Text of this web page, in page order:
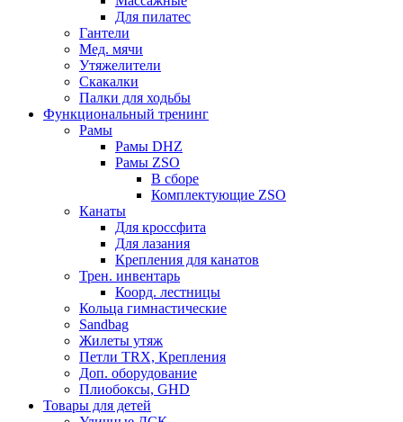
Для пилатес
Гантели
Мед. мячи
Утяжелители
Скакалки
Палки для ходьбы
Функциональный тренинг
Рамы
Рамы DHZ
Рамы ZSO
В сборе
Комплектующие ZSO
Канаты
Для кроссфита
Для лазания
Крепления для канатов
Трен. инвентарь
Коорд. лестницы
Кольца гимнастические
Sandbag
Жилеты утяж
Петли TRX, Крепления
Доп. оборудование
Плиобоксы, GHD
Товары для детей